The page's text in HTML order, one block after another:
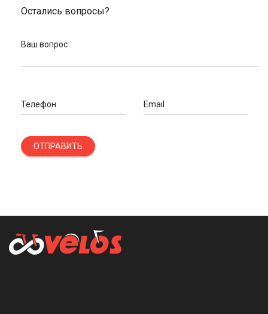
Остались вопросы?
Ваш вопрос
Телефон Email
ОТПРАВИТЬ